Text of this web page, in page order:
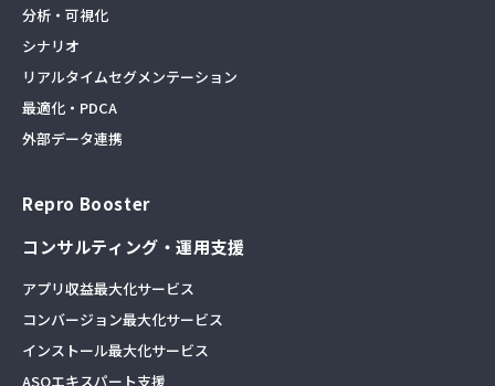
分析・可視化
シナリオ
リアルタイムセグメンテーション
最適化・PDCA
外部データ連携
Repro Booster
コンサルティング・運用支援
アプリ収益最大化サービス
コンバージョン最大化サービス
インストール最大化サービス
ASOエキスパート支援